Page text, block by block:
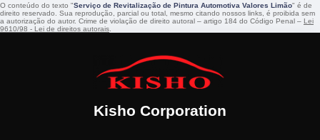
O conteúdo do texto "Serviço de Revitalização de Pintura Automotiva Valores Limão" é de
direito reservado. Sua reprodução, parcial ou total, mesmo citando nossos links, é proibida sem
a autorização do autor. Crime de violação de direito autoral – artigo 184 do Código Penal – Lei
9610/98 - Lei de direitos autorais
Kisho Corporation